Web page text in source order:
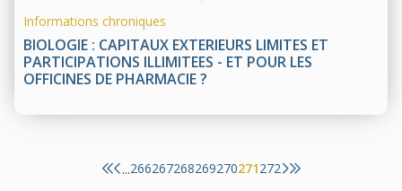
BIOLOGIE : CAPITAUX EXTERIEURS LIMITES ET
PARTICIPATIONS ILLIMITEES - ET POUR LES
OFFICINES DE PHARMACIE ?
Informations chroniques
...266267268269270271272